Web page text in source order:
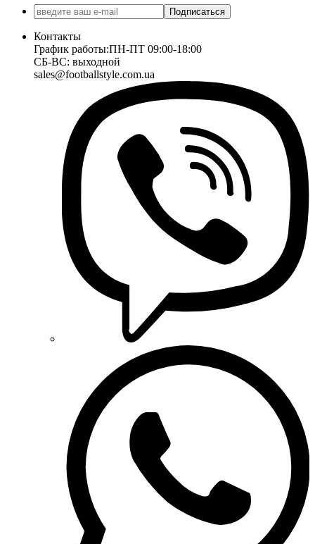
Подписаться
Контакты
График работы:ПН-ПТ 09:00-18:00
СБ-ВС: выходной
sales@footballstyle.com.ua